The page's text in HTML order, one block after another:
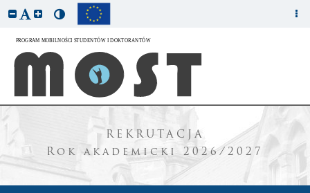
REKRUTACJA
Rok akademicki 2026/2027